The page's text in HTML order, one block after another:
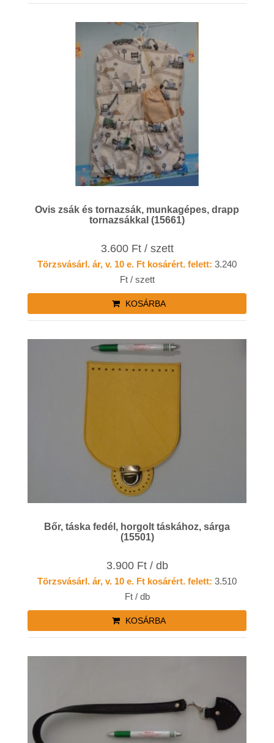
Ovis zsák és tornazsák, munkagépes, drapp
tornazsákkal (15661)
3.600 Ft / szett
Törzsvásárl. ár, v. 10 e. Ft kosárért. felett: 3.240
Ft / szett
KOSÁRBA
Bőr, táska fedél, horgolt táskához, sárga
(15501)
3.900 Ft / db
Törzsvásárl. ár, v. 10 e. Ft kosárért. felett: 3.510
Ft / db
KOSÁRBA